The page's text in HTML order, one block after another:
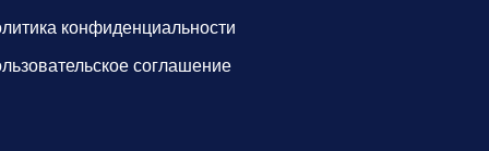
конфиденциальности
соглашение